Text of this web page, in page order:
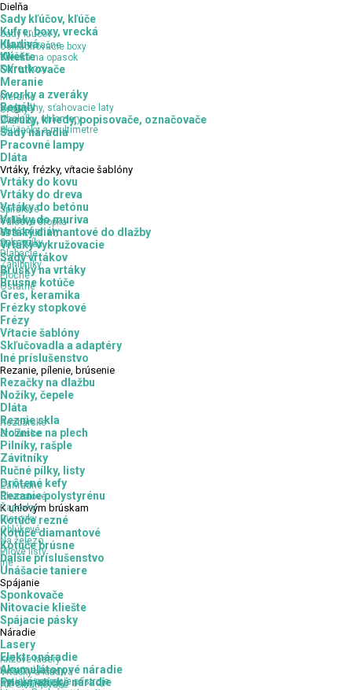
Dielňa
Sady kľúčov, kľúče
Sady kľúčov
Hlavice, račne
Kľúče
Kufre, boxy, vrecká
Uskladňovacie boxy
Vrecká na opasok
Kufre, boxy
Kladivá
Kliešte
Skrutkovače
Meranie
Meranie
Vodováhy, sťahovacie laty
Uholníky, uhlomery
Skúšačky a multimetre
Svorky a zveráky
Svorky
Zveráky
Regály
Ceruzy, kriedy, popisovače, označovače
Sady náradia
Pracovné lampy
Dláta
Vrtáky, frézky, vŕtacie šablóny
Vrtáky do kovu
Vrtáky do dreva
Špirálové
Kolíkovacie
Na konfirmáty
Sukovníky
Dlabacie
Záhlbníky
Ploché
Ostatné
Vrtáky do betónu
Valcová stopka
SDS - Plus
SDS - Max
Vrtáky do muriva
Vrtáky diamantové do dlažby
Vrtáky vykružovacie
Sady vrtákov
Brúsky na vrtáky
Brúsne kotúče
Gres, keramika
Frézky stopkové
Frézy
Vŕtacie šablóny
Skľučovadla a adaptéry
Iné príslušenstvo
Rezanie, pílenie, brúsenie
Rezačky na dlažbu
Nožíky, čepele
Dláta
Rezbárske
Stolárske
Reznie skla
Nožnice na plech
Pilníky, rašple
Závitníky
Ručné pílky, listy
Záhradné
Chvostové
Čapovky
Dierovky
Oblúkové
Na železo
Pílové listy
Iné
Drôtené kefy
Rezanie polystyrénu
Kuhlovým brúskam
Kotúče rezné
Kotúče diamantové
Kotúče brúsne
Ďalšie príslušenstvo
Unášacie taniere
Spájanie
Sponkovače
Nitovacie kliešte
Spájacie pásky
Náradie
Lasery
Krížové lasery
Rotačné lasery
Optické meracie prístroje
Elektronáradie
Vŕtačky a kladivá
Brúsky, leštičky
Akumulátorové náradie
Ak. Skrutkovače
Pneumatické náradie